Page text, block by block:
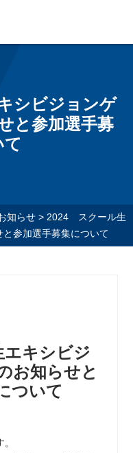
シビジョンゲ
と参加選手募
知らせ> 2024 スクール生
参加選手募集について
キシビジ
お知らせと
ついて